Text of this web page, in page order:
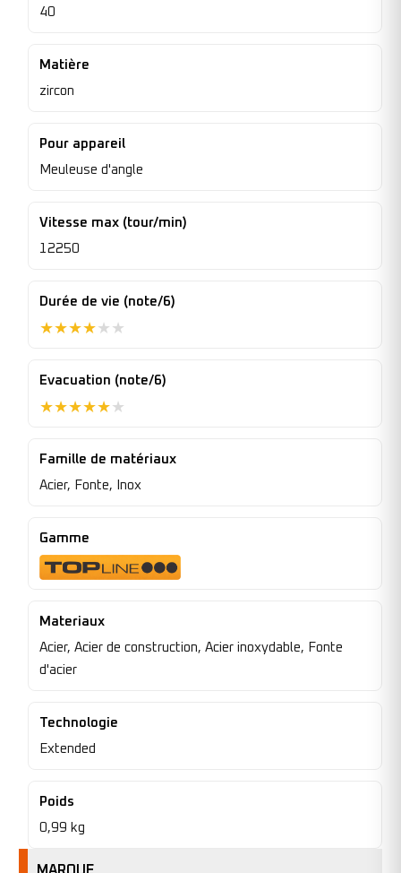
40
Matière
zircon
Pour appareil
Meuleuse d'angle
Vitesse max (tour/min)
12250
Durée de vie (note/6)
★★★★★ ★
Evacuation (note/6)
★★★★★★
Famille de matériaux
Acier, Fonte, Inox
Gamme
Materiaux
Acier, Acier de construction, Acier inoxydable, Fonte
d'acier
Technologie
Extended
Poids
0,99 kg